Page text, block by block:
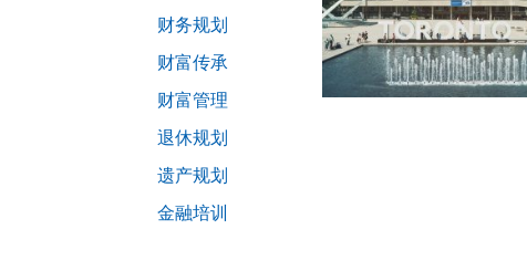
财务规划
财富传承
财富管理
退休规划
遗产规划
金融培训